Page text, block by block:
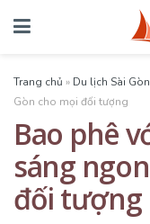
Trang chủ » Du lịch Sài Gòn
Gòn cho mọi đối tượng
Bao phê
sáng
đối tượng